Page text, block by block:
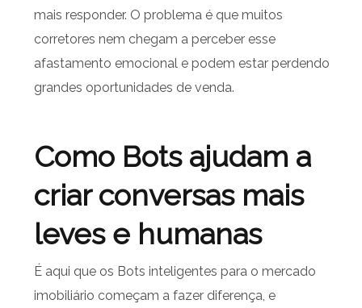
mais responder. O problema é que muitos
corretores nem chegam a perceber esse
afastamento emocional e podem estar perdendo
grandes oportunidades de venda.
Como Bots ajudam a
criar conversas mais
leves e humanas
É aqui que os Bots inteligentes para o mercado
imobiliário começam a fazer diferença, e